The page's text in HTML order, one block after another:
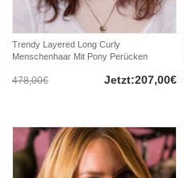
Trendy Layered Long Curly
Menschenhaar Mit Pony Perücken
478,00€ Jetzt:207,00€